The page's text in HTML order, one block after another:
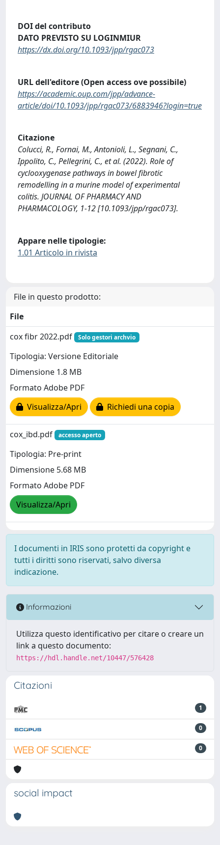
DOI del contributo
DATO PREVISTO SU LOGINMIUR
https://dx.doi.org/10.1093/jpp/rgac073
URL dell'editore (Open access ove possibile)
https://academic.oup.com/jpp/advance-
article/doi/10.1093/jpp/rgac073/6883946?login=true
Citazione
Colucci, R., Fornai, M., Antonioli, L., Segnani, C.,
Ippolito, C., Pellegrini, C., et al. (2022). Role of
cyclooxygenase pathways in bowel fibrotic
remodelling in a murine model of experimental
colitis. JOURNAL OF PHARMACY AND
PHARMACOLOGY, 1-12 [10.1093/jpp/rgac073].
Appare nelle tipologie:
1.01 Articolo in rivista
File in questo prodotto:
File
cox fibr 2022.pdf
Solo gestori archvio
Tipologia: Versione Editoriale
Dimensione 1.8 MB
Formato Adobe PDF
Visualizza/Apri
Richiedi una copia
cox_ibd.pdf accesso aperto
Tipologia: Pre-print
Dimensione 5.68 MB
Formato Adobe PDF
Visualizza/Apri
I documenti in IRIS sono protetti da copyright e
tutti i diritti sono riservati, salvo diversa
indicazione.
Informazioni
Utilizza questo identificativo per citare o creare un
link a questo documento:
https://hdl.handle.net/10447/576428
Citazioni
1
0
0
social impact